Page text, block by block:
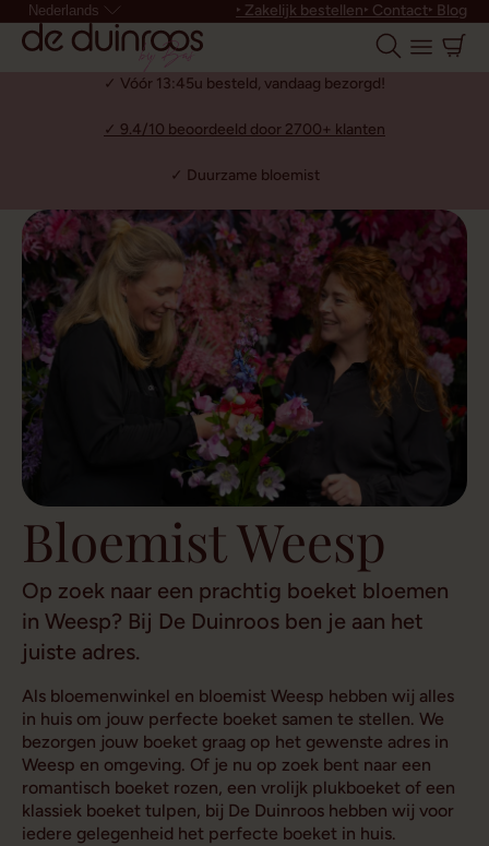
Nederlands ‣ Zakelijk bestellen‣ Contact‣ Blog
✓ Vóór 13:45u besteld, vandaag bezorgd!
✓ 9.4/10 beoordeeld door 2700+ klanten
✓ Duurzame bloemist
Bloemist Weesp
Op zoek naar een prachtig boeket bloemen
in Weesp? Bij De Duinroos ben je aan het
juiste adres.
Als bloemenwinkel en bloemist Weesp hebben wij alles
in huis om jouw perfecte boeket samen te stellen. We
bezorgen jouw boeket graag op het gewenste adres in
Weesp en omgeving. Of je nu op zoek bent naar een
romantisch boeket rozen, een vrolijk plukboeket of een
klassiek boeket tulpen, bij De Duinroos hebben wij voor
iedere gelegenheid het perfecte boeket in huis.